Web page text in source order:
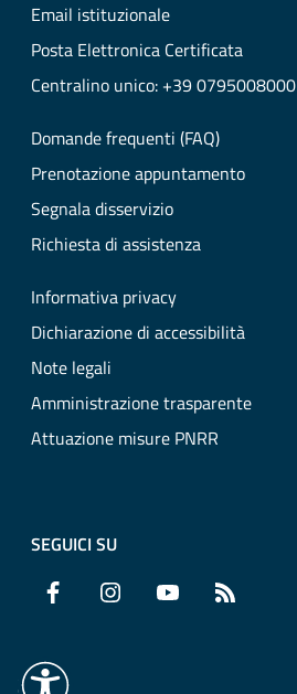
Email istituzionale
Posta Elettronica Certificata
Centralino unico: +39 0795008000
Domande frequenti (FAQ)
Prenotazione appuntamento
Segnala disservizio
Richiesta di assistenza
Informativa privacy
Dichiarazione di accessibilità
Note legali
Amministrazione trasparente
Attuazione misure PNRR
SEGUICI SU
Facebook Instagram YouTube